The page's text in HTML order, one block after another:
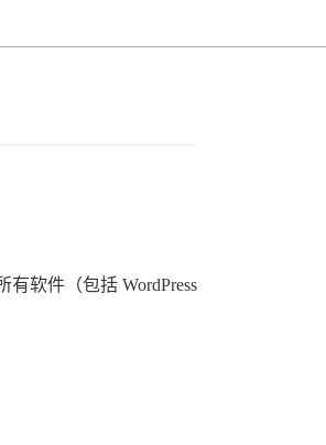
软件（包括 WordPress